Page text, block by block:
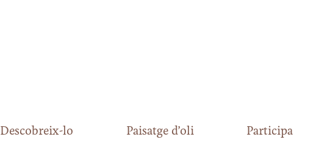
Descobreix-lo Paisatge d’oli Participa